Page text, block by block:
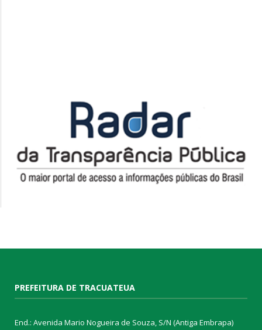
PREFEITURA DE TRACUATEUA
End.: Avenida Mario Nogueira de Souza, S/N (Antiga Embrapa)